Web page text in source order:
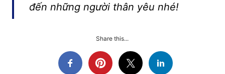
đến những người thân yêu nhé!
Share this...